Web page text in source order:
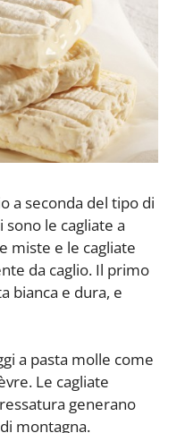
a seconda del tipo di
le cagliate a
miste e le cagliate
da caglio. Il primo
bianca e dura, e
a pasta molle come
Le cagliate
generano
montagna.